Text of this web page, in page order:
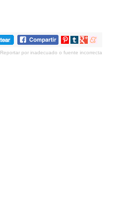
Compartir
Pinterest
Compartir
tumblr
Compartir
Google+
Compartir
meneame
Reportar por inadecuado o fuente incorrecta